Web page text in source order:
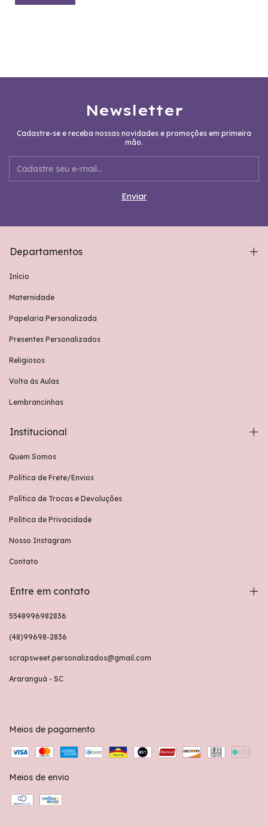
Newsletter
Cadastre-se e receba nossas novidades e promoções em primeira
mão.
Departamentos
Início
Maternidade
Papelaria Personalizada
Presentes Personalizados
Religiosos
Volta às Aulas
Lembrancinhas
Institucional
Quem Somos
Política de Frete/Envios
Política de Trocas e Devoluções
Política de Privacidade
Nosso Instagram
Contato
Entre em contato
5548996982836
(48)99698-2836
scrapsweet.personalizados@gmail.com
Araranguá - SC
Meios de pagamento
Meios de envio